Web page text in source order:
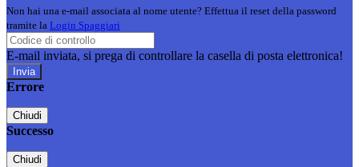
Non hai una e-mail associata al nome utente? Effettua il reset della password
tramite la Login Spaggiari
E-mail inviata, si prega di controllare la casella di posta elettronica!
Errore
Chiudi
Successo
Chiudi